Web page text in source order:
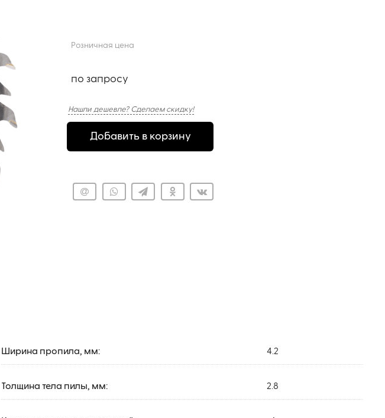
Розничная цена
по запросу
Нашли дешевле? Сделаем скидку!
Добавить в корзину
Ширина пропила, мм: 4.2
Толщина тела пилы, мм: 2.8